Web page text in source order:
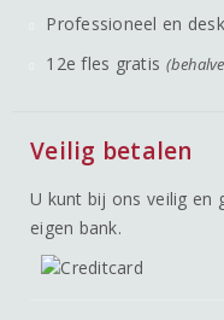
Professioneel en
12e fles gratis
Veilig betalen
U kunt bij ons veilig en
eigen bank.